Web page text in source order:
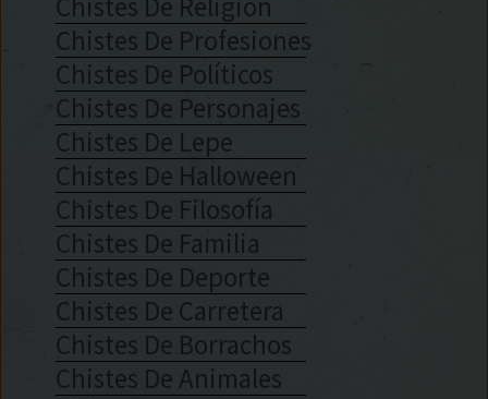
Chistes De Profesiones
Chistes De Políticos
Chistes De Personajes
Chistes De Lepe
Chistes De Halloween
Chistes De Filosofía
Chistes De Familia
Chistes De Deporte
Chistes De Carretera
Chistes De Borrachos
Chistes De Animales